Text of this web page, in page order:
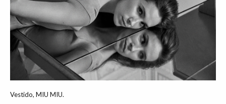
Vestido, MIU MIU.